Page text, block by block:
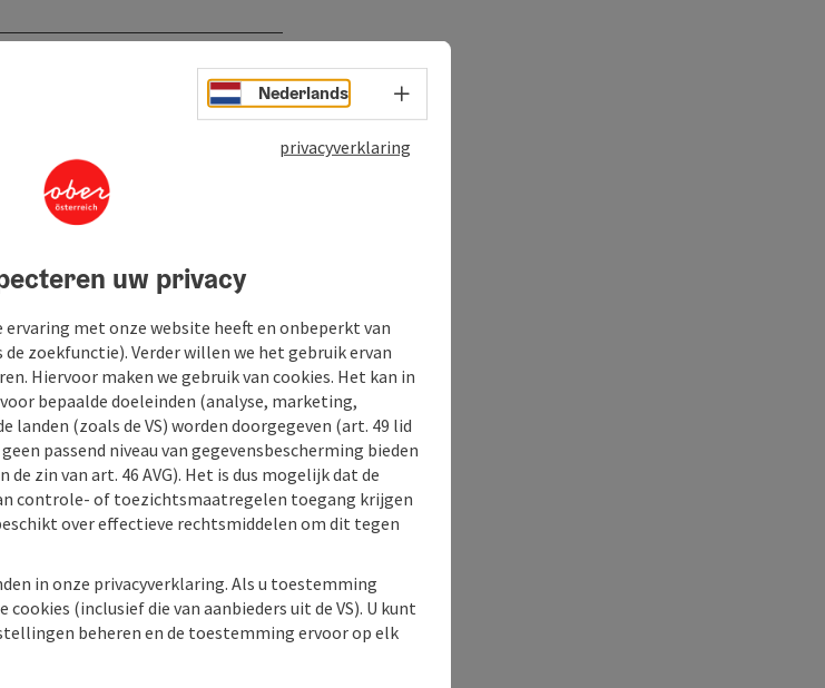
Nederlands Taalkeuze - menu openen
privacyverklaring
uw privacy
met onze website heeft en onbeperkt van
zoekfunctie). Verder willen we het gebruik ervan
Hiervoor maken we gebruik van cookies. Het kan in
bepaalde doeleinden (analyse, marketing,
landen (zoals de VS) worden doorgegeven (art. 49 lid
passend niveau van gegevensbescherming bieden
zin van art. 46 AVG). Het is dus mogelijk dat de
controle- of toezichtsmaatregelen toegang krijgen
over effectieve rechtsmiddelen om dit tegen
in onze privacyverklaring. Als u toestemming
(inclusief die van aanbieders uit de VS). U kunt
beheren en de toestemming ervoor op elk